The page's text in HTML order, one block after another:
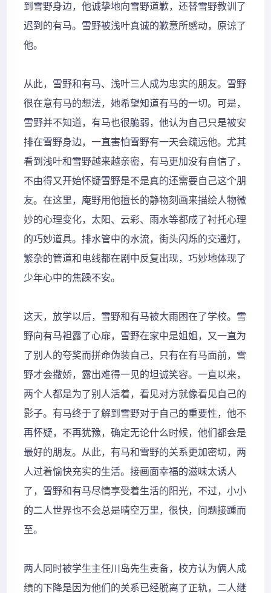
到雪野身边，他诚挚地向雪野道歉，还替雪野教训了
迟到的有马。雪野被浅叶真诚的歉意所感动，原谅了
他。
从此，雪野和有马、浅叶三人成为忠实的朋友。雪野
很在意有马的想法，她希望知道有马的一切。可是，
雪野并不知道，有马也很脆弱，他认为自己只是被安
排在雪野身边，一直害怕雪野有一天会疏远他。尤其
看到浅叶和雪野越来越亲密，有马更加没有自信了，
不由得又开始怀疑雪野是不是真的还需要自己这个朋
友。在这里，庵野用他擅长的静物刻画来描绘人物微
妙的心理变化，太阳、云彩、雨水等都成了衬托心理
的巧妙道具。排水管中的水流，街头闪烁的交通灯，
繁杂的管道和电线都在剧中反复出现，巧妙地体现了
少年心中的焦躁不安。
这天，放学以后，雪野和有马被大雨困在了学校。雪
野向有马袒露了心扉，雪野在家中是姐姐，又一直为
了别人的夸奖而拼命伪装自己，只有在有马面前，雪
野才会撒娇，露出难得一见的坦诚笑容。一直以来，
两个人都是为了别人活着，看见对方就像看见自己的
影子。有马终于了解到雪野对于自己的重要性，他不
再怀疑，不再犹豫，确定无论什么时候，他们都会是
最好的朋友。从此，有马和雪野的关系更加密切，两
人过着愉快充实的生活。接画面幸福的滋味太诱人
了，雪野和有马尽情享受着生活的阳光，不过，小小
的二人世界也不会总是晴空万里，很快，问题接踵而
至。
两人同时被学生主任川岛先生责备，校方认为俩人成
绩的下降是因为他们的关系已经脱离了正轨，二人继